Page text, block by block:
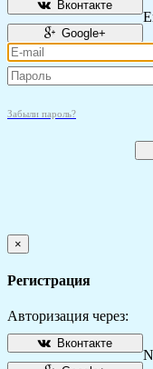
Вконтакте
Google+
Забыли пароль?
×
Регистрация
Авторизация через:
Вконтакте